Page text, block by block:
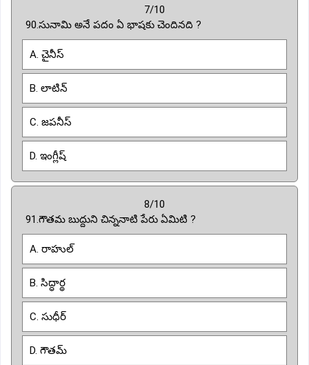
7/10
90.సునామి అనే పదం ఏ భాషకు చెందినది ?
A. చైనీస్
B. లాటిన్
C. జపనీస్
D. ఇంగ్లీష్
8/10
91.గౌతమ బుద్దుని చిన్ననాటి పేరు ఏమిటి ?
A. రాహుల్
B. సిద్ధార్థ
C. సుధీర్
D. గౌతమ్